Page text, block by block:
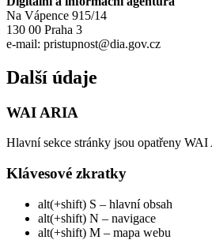
Na Vápence 915/14
130 00 Praha 3
e-mail: pristupnost@dia.gov.cz
Další údaje
WAI ARIA
Hlavní sekce stránky jsou opatřeny
Klávesové zkratky
alt(+shift) S – hlavní obsah
alt(+shift) N – navigace
alt(+shift) M – mapa webu